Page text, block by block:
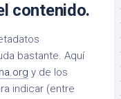
contenido.
bastante. Aquí
y de los
indicar (entre